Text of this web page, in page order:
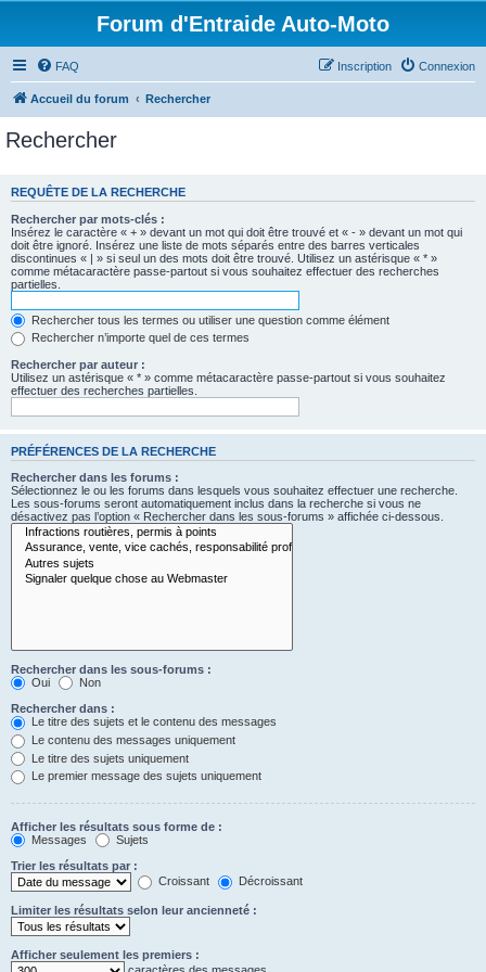
Forum d'Entraide Auto-Moto
FAQ Connexion
Inscription
Accueil du forum Rechercher
Rechercher
REQUÊTE DE LA RECHERCHE
Rechercher par mots-clés :
Insérez le caractère « + » devant un mot qui doit être trouvé et « - » devant un mot qui
doit être ignoré. Insérez une liste de mots séparés entre des barres verticales
discontinues « | » si seul un des mots doit être trouvé. Utilisez un astérisque « * »
comme métacaractère passe-partout si vous souhaitez effectuer des recherches
partielles.
Rechercher tous les termes ou utiliser une question comme élément
Rechercher n’importe quel de ces termes
Rechercher par auteur :
Utilisez un astérisque « * » comme métacaractère passe-partout si vous souhaitez
effectuer des recherches partielles.
PRÉFÉRENCES DE LA RECHERCHE
Rechercher dans les forums :
Sélectionnez le ou les forums dans lesquels vous souhaitez effectuer une recherche.
Les sous-forums seront automatiquement inclus dans la recherche si vous ne
désactivez pas l’option « Rechercher dans les sous-forums » affichée ci-dessous.
Rechercher dans les sous-forums :
Oui
Non
Rechercher dans :
Le titre des sujets et le contenu des messages
Le contenu des messages uniquement
Le titre des sujets uniquement
Le premier message des sujets uniquement
Afficher les résultats sous forme de :
Messages
Sujets
Trier les résultats par :
Croissant
Décroissant
Limiter les résultats selon leur ancienneté :
Afficher seulement les premiers :